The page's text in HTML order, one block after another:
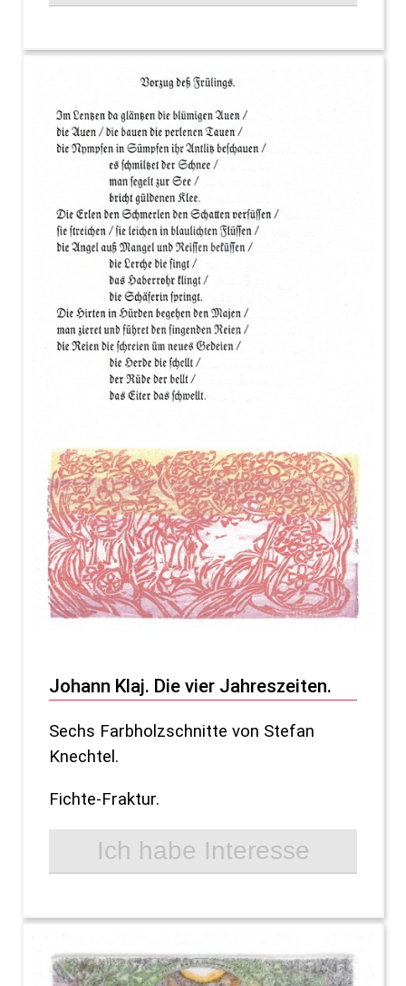
Johann Klaj. Die vier Jahreszeiten.
Sechs Farbholzschnitte von Stefan
Knechtel.
Fichte-Fraktur.